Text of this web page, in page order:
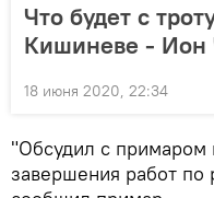
Что будет с
Кишиневе - Ион
18 июня 2020, 22:34
"Обсудил с примаром
завершения работ